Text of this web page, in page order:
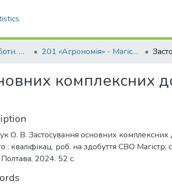
Кваліфікаційні роботи. ННІ агротехнологій, селекції та екології 201 «Агрономія» - Магістри 2023-2024
комплексних
О. В. Застосування основних комплексних
: кваліфікац. роб. на здобуття СВО Магістр;
2024. 52 с.